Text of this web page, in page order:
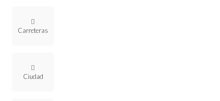
Carreteras
Ciudad